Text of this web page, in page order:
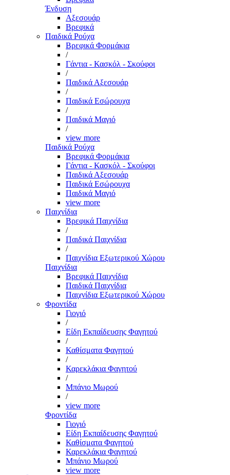
Ένδυση
Αξεσουάρ
Βρεφικά
Παιδικά Ρούχα
Βρεφικά Φορμάκια
/
Γάντια - Κασκόλ - Σκούφοι
/
Παιδικά Αξεσουάρ
/
Παιδικά Εσώρουχα
/
Παιδικά Μαγιό
/
view more
Παιδικά Ρούχα
Βρεφικά Φορμάκια
Γάντια - Κασκόλ - Σκούφοι
Παιδικά Αξεσουάρ
Παιδικά Εσώρουχα
Παιδικά Μαγιό
view more
Παιχνίδια
Βρεφικά Παιχνίδια
/
Παιδικά Παιχνίδια
/
Παιχνίδια Εξωτερικού Χώρου
Παιχνίδια
Βρεφικά Παιχνίδια
Παιδικά Παιχνίδια
Παιχνίδια Εξωτερικού Χώρου
Φροντίδα
Γιογιό
/
Είδη Εκπαίδευσης Φαγητού
/
Καθίσματα Φαγητού
/
Καρεκλάκια Φαγητού
/
Μπάνιο Μωρού
/
view more
Φροντίδα
Γιογιό
Είδη Εκπαίδευσης Φαγητού
Καθίσματα Φαγητού
Καρεκλάκια Φαγητού
Μπάνιο Μωρού
view more